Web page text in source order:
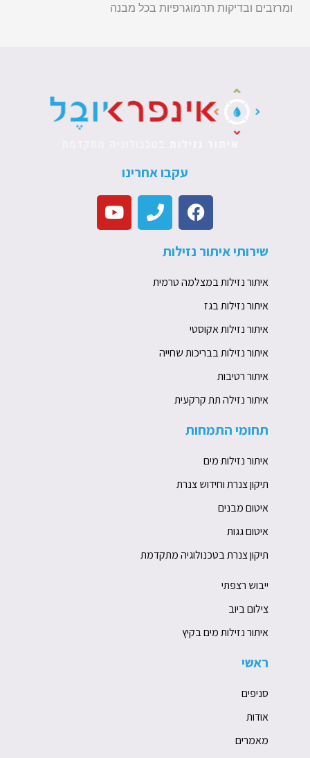
ומרזבים ובדיקות תרמוגרפיות בכל מבנה
ראשי
סניפים
אודות
מאמרים
תחומי התמחות
איתור נזילות מים
תיקון צנרת וחידוש צנרת
איטום מבנים
איטום גגות
תיקון צנרת בטכנולוגיה מתקדמת
ייבוש רצפתי
צילום ביוב
איתור נזילות מים בקיץ
שירותי איתור נזילות
איתור נזילות במצלמה טרמית
איתור נזילות בגז
איתור נזילות אקוסטי
איתור נזילות בבריכות שחייה
איתור רטיבות
איתור נזילה תת קרקעית
עקבו אחרינו
F
a
e
o
k
h
Y
o